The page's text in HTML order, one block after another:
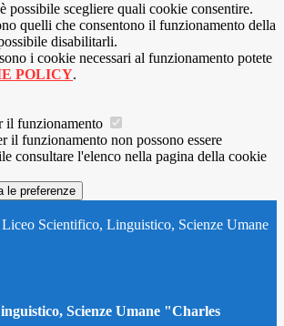
possibile scegliere quali cookie consentire.
quelli che consentono il funzionamento della
disabilitarli.
i cookie necessari al funzionamento potete
POLICY.
il funzionamento
il funzionamento non possono essere
consultare l'elenco nella pagina della cookie
le preferenze
Liceo Scientifico, Linguistico, Scienze Umane
Scienze Umane "Charles